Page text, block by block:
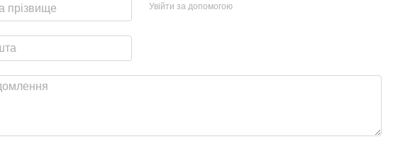
Увійти за допомогою